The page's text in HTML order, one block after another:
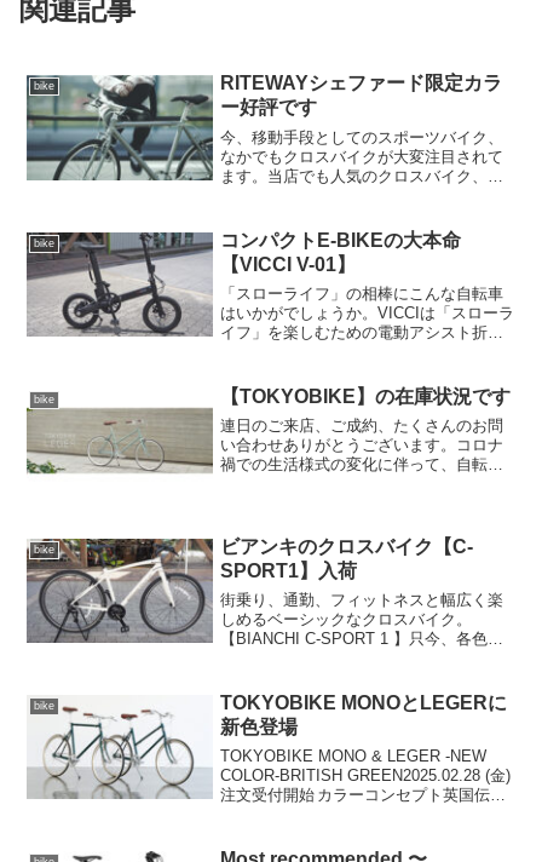
関連記事
bike
RITEWAYシェファード限定カラ
ー好評です
今、移動手段としてのスポーツバイク、
なかでもクロスバイクが大変注目されて
ます。当店でも人気のクロスバイク、
スですが、信頼性の高いシマノ製のパー
ツを多用し、バルブキ...
bike
コンパクトE-BIKEの大本命
【VICCI V-01】
「スローライフ」の相棒にこんな自転車
はいかがでしょうか。VICCIは「スローラ
イフ」を楽しむための電動アシスト折り
輸入元メーカー「アキボウ」が新たに手
掛けるブ...
bike 【TOKYOBIKE】の在庫状況です
連日のご来店、ご成約、たくさんのお問
い合わせありがとうございます。コロナ
禍での生活様式の変化に伴って、自転車
と広がって、日常的な扱い...
bike
ビアンキのクロスバイク【C-
SPORT1】入荷
街乗り、通勤、フィットネスと幅広く楽
しめるベーシックなクロスバイク。
【BIANCHI C-SPORT 1 】只今、各色各
評をいただいている人気モデルが、1年ぶ
りにようや...
bike
TOKYOBIKE MONOとLEGERに
新色登場
TOKYOBIKE MONO & LEGER -NEW
COLOR-BRITISH GREEN2025.02.28 (金)
注文受付開始 カラーコンセプト英国伝統
が魅...